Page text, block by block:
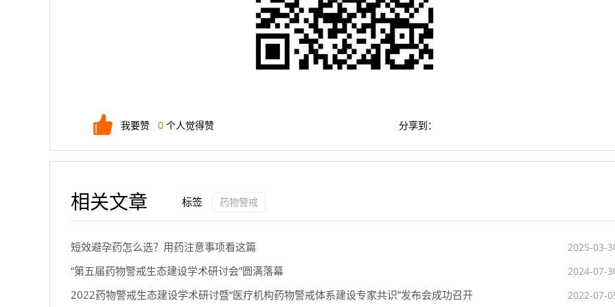
我要赞 0 个人觉得赞 分享到：
相关文章 标签 药物警戒
短效避孕药怎么选？用药注意事项看这篇 2025-03-
“第五届药物警戒生态建设学术研讨会”圆满落幕 2024-07-
2022药物警戒生态建设学术研讨暨“医疗机构药物警戒体系建设专家共识”发布会成功召开 2022-07-